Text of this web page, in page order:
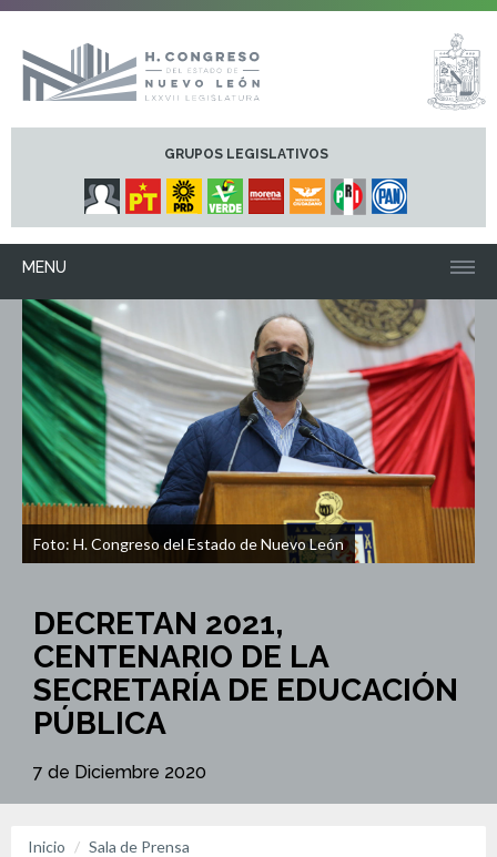
GRUPOS LEGISLATIVOS
MENU
Foto: H. Congreso del Estado de Nuevo León
DECRETAN 2021,
CENTENARIO DE LA
SECRETARÍA DE EDUCACIÓN
PÚBLICA
7 de Diciembre 2020
Inicio
Sala de Prensa